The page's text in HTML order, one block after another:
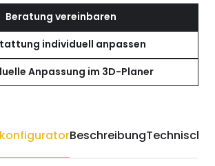
Beratung vereinbaren
individuell anpassen
Anpassung im 3D-Planer
BeschreibungTechnische